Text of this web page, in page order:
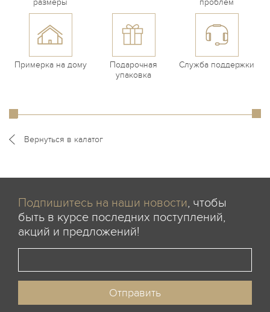
размеры
проблем
Примерка на дому
Подарочная
упаковка
Служба поддержки
Вернуться в калатог
Подпишитесь на наши новости, чтобы
быть в курсе последних поступлений,
акций и предложений!